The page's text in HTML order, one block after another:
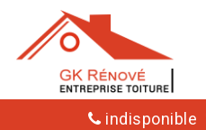
indisponible